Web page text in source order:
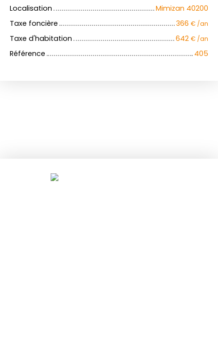
Localisation
Mimizan 40200
Taxe foncière
366 € /an
Taxe d'habitation 642 € /an
Référence 405